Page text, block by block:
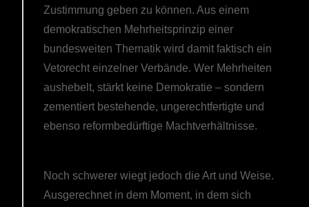
Zustimmung geben zu können. Aus einem
demokratischen Mehrheitsprinzip einer
bundesweiten Thematik wird damit faktisch ein
Vetorecht einzelner Verbände. Wer Mehrheiten
aushebelt, stärkt keine Demokratie – sondern
zementiert bestehende, ungerechtfertigte und
ebenso reformbedürftige Machtverhältnisse.
Noch schwerer wiegt jedoch die Art und Weise.
Ausgerechnet in dem Moment, in dem sich